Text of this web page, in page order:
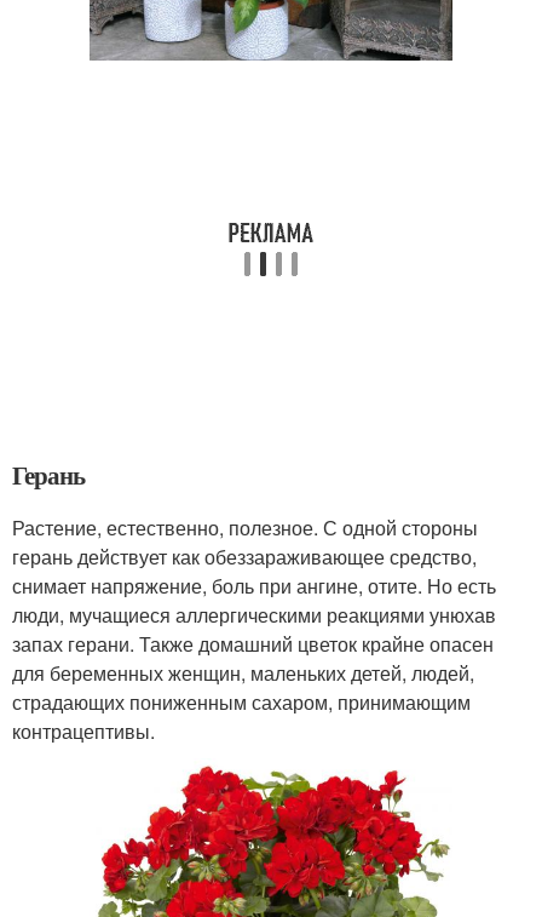
Герань
Растение, естественно, полезное. С одной стороны
герань действует как обеззараживающее средство,
снимает напряжение, боль при ангине, отите. Но есть
люди, мучащиеся аллергическими реакциями унюхав
запах герани. Также домашний цветок крайне опасен
для беременных женщин, маленьких детей, людей,
страдающих пониженным сахаром, принимающим
контрацептивы.